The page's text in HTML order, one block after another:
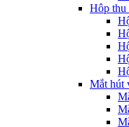
Hôp thu
Mắt hút